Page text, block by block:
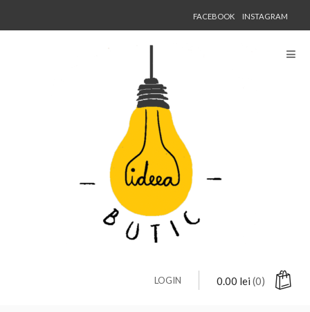
FACEBOOK INSTAGRAM
0.00 lei (0)
LOGIN